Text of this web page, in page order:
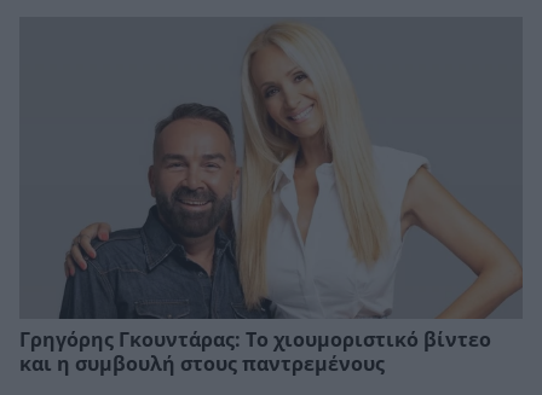
Γρηγόρης Γκουντάρας: Το χιουμοριστικό βίντεο
και η συμβουλή στους παντρεμένους